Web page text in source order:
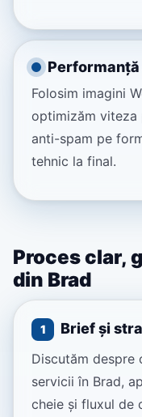
Folosim imagini
optimizăm viteza
anti-spam pe
tehnic la final.
Proces clar,
din Brad
1 Brief și
Discutăm despre
servicii în Brad,
cheie și fluxul de